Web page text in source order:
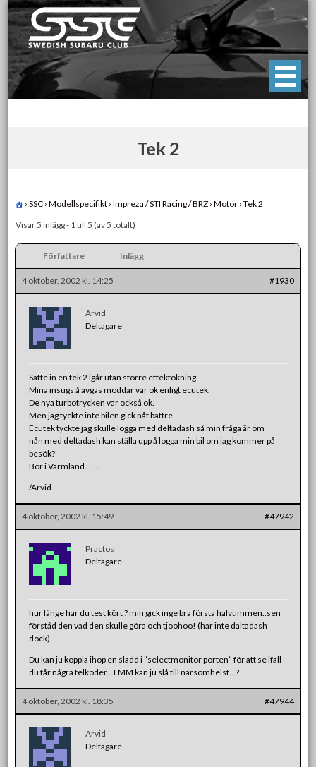
Skip
to
content
Swedish Subaru Club
För oss som älskar Subaru!
Tek 2
› SSC › Modellspecifikt › Impreza / STI Racing / BRZ › Motor › Tek 2
Visar 5 inlägg - 1 till 5 (av 5 totalt)
Författare Inlägg
4 oktober, 2002 kl. 14:25 #1930
Arvid
Deltagare
Satte in en tek 2 igår utan större effektökning.
Mina insugs å avgas moddar var ok enligt ecutek.
De nya turbotrycken var också ok.
Men jag tyckte inte bilen gick nåt bättre.
Ecutek tyckte jag skulle logga med deltadash så min fråga är om
nån med deltadash kan ställa upp å logga min bil om jag kommer på
besök?
Bor i Värmland…….
/Arvid
4 oktober, 2002 kl. 15:49 #47942
Practos
Deltagare
hur länge har du test kört ? min gick inge bra första halvtimmen..sen
förståd den vad den skulle göra och tjoohoo! (har inte daltadash
dock)
Du kan ju koppla ihop en sladd i ”selectmonitor porten” för att se ifall
du får några felkoder…LMM kan ju slå till närsomhelst…?
4 oktober, 2002 kl. 18:35 #47944
Arvid
Deltagare